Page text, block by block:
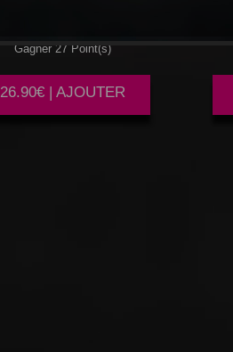
Gagner 27 Point(s)
26.90€ | AJOUTER